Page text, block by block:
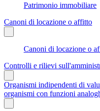
Patrimonio immobiliare
Canoni di locazione o affitto
Canoni di locazione o
Controlli e rilievi
Organismi indipendenti di
organismi con funzioni